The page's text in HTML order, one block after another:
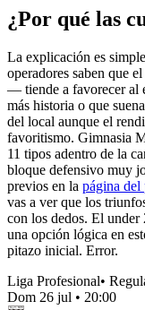
¿Por qué las
La explicación es
operadores saben que
— tiende a favorecer al
más historia o que
del local aunque el
favoritismo. Gimnasia
11 tipos adentro de la
bloque defensivo muy
previos en la página del
vas a ver que los
con los dedos. El under
una opción lógica en
pitazo inicial. Error.
Liga Profesional•
Dom 26 jul • 20:00